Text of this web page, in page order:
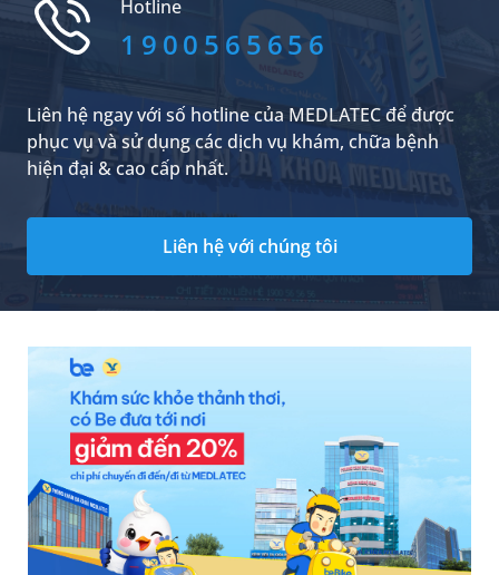
nào là hợp lý. Dưới đây là câu trả lời cụ thể.
Hotline
1900565656
Liên hệ ngay với số hotline của MEDLATEC để được
phục vụ và sử dụng các dịch vụ khám, chữa bệnh
hiện đại & cao cấp nhất.
Liên hệ với chúng tôi